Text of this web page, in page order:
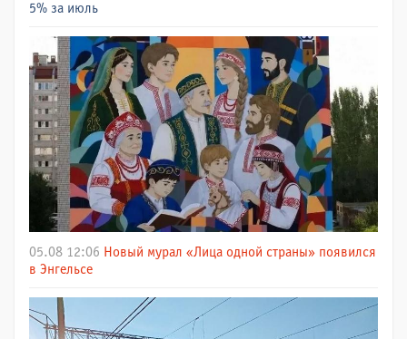
5% за июль
05.08 12:06 Новый мурал «Лица одной страны» появился
в Энгельсе